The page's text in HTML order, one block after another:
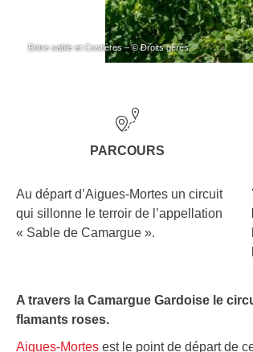
Entre sable et Costières – © Droits gérés
PARCOURS
Au départ d’Aigues-Mortes un circuit
qui sillonne le terroir de l’appellation
« Sable de Camargue ».
A travers la Camargue Gardoise le
flamants roses.
Aigues-Mortes est le point de départ de